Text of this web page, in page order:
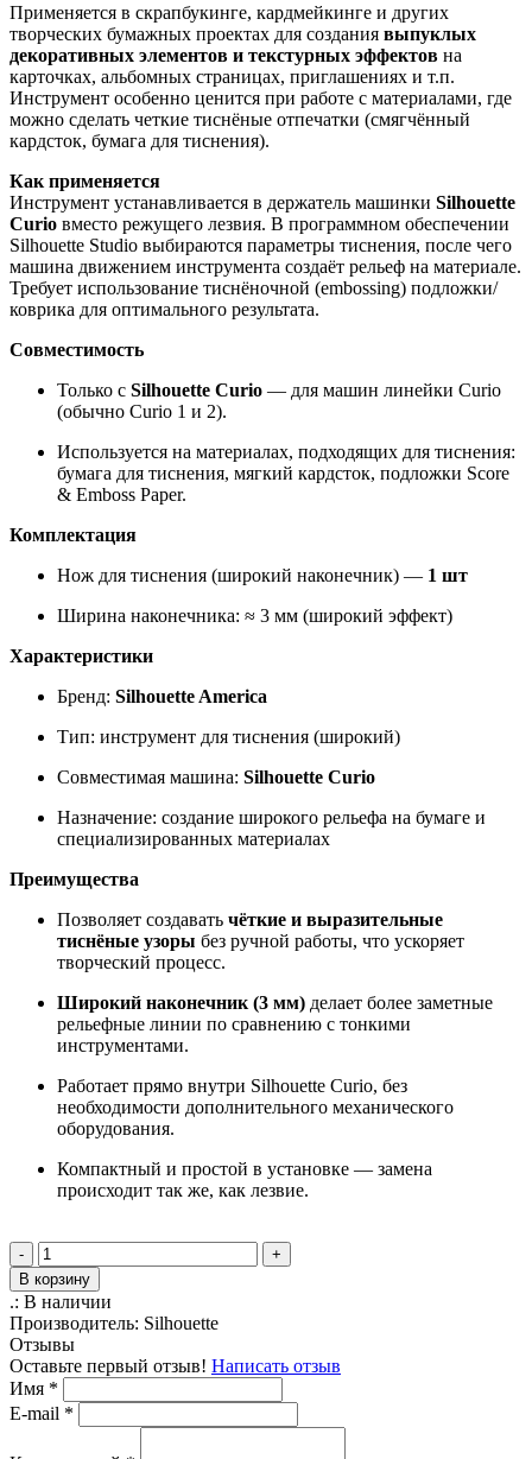
Применяется в скрапбукинге, кардмейкинге и других
творческих бумажных проектах для создания выпуклых
декоративных элементов и текстурных эффектов на
карточках, альбомных страницах, приглашениях и т.п.
Инструмент особенно ценится при работе с материалами, где
можно сделать четкие тиснёные отпечатки (смягчённый
кардсток, бумага для тиснения).
Как применяется
Инструмент устанавливается в держатель машинки Silhouette
Curio вместо режущего лезвия. В программном обеспечении
Silhouette Studio выбираются параметры тиснения, после чего
машина движением инструмента создаёт рельеф на материале.
Требует использование тиснёночной (embossing) подложки/
коврика для оптимального результата.
Совместимость
Только с Silhouette Curio — для машин линейки Curio
(обычно Curio 1 и 2).
Используется на материалах, подходящих для тиснения:
бумага для тиснения, мягкий кардсток, подложки Score
& Emboss Paper.
Комплектация
Нож для тиснения (широкий наконечник) — 1 шт
Ширина наконечника: ≈ 3 мм (широкий эффект)
Характеристики
Бренд: Silhouette America
Тип: инструмент для тиснения (широкий)
Совместимая машина: Silhouette Curio
Назначение: создание широкого рельефа на бумаге и
специализированных материалах
Преимущества
Позволяет создавать чёткие и выразительные
тиснёные узоры без ручной работы, что ускоряет
творческий процесс.
Широкий наконечник (3 мм) делает более заметные
рельефные линии по сравнению с тонкими
инструментами.
Работает прямо внутри Silhouette Curio, без
необходимости дополнительного механического
оборудования.
Компактный и простой в установке — замена
происходит так же, как лезвие.
-
+
В корзину
.: В наличии
Производитель: Silhouette
Отзывы
Оставьте первый отзыв! Написать отзыв
Имя *
E-mail *